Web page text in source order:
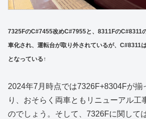
7325FのC#7455改めC#7955と、8311FのC#8311
車化され、運転台が取り外されているが、C#8311
となっている↑
2024年7月時点では7326F+8304Fが揃
り、おそらく両車ともリニューアル工
のでしょう。そして、7326Fに関して